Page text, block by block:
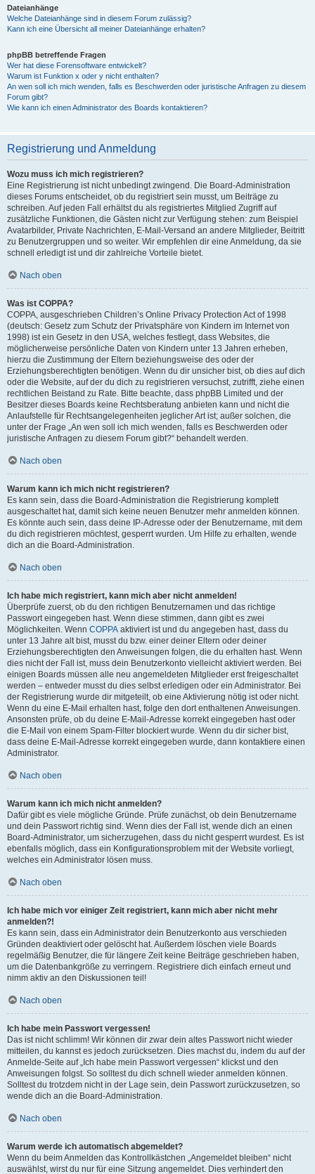
Dateianhänge
Welche Dateianhänge sind in diesem Forum zulässig?
Kann ich eine Übersicht all meiner Dateianhänge erhalten?
phpBB betreffende Fragen
Wer hat diese Forensoftware entwickelt?
Warum ist Funktion x oder y nicht enthalten?
An wen soll ich mich wenden, falls es Beschwerden oder juristische Anfragen zu diesem
Forum gibt?
Wie kann ich einen Administrator des Boards kontaktieren?
Registrierung und Anmeldung
Wozu muss ich mich registrieren?
Eine Registrierung ist nicht unbedingt zwingend. Die Board-Administration
dieses Forums entscheidet, ob du registriert sein musst, um Beiträge zu
schreiben. Auf jeden Fall erhältst du als registriertes Mitglied Zugriff auf
zusätzliche Funktionen, die Gästen nicht zur Verfügung stehen: zum Beispiel
Avatarbilder, Private Nachrichten, E-Mail-Versand an andere Mitglieder, Beitritt
zu Benutzergruppen und so weiter. Wir empfehlen dir eine Anmeldung, da sie
schnell erledigt ist und dir zahlreiche Vorteile bietet.
Nach oben
Was ist COPPA?
COPPA, ausgeschrieben Children’s Online Privacy Protection Act of 1998
(deutsch: Gesetz zum Schutz der Privatsphäre von Kindern im Internet von
1998) ist ein Gesetz in den USA, welches festlegt, dass Websites, die
möglicherweise persönliche Daten von Kindern unter 13 Jahren erheben,
hierzu die Zustimmung der Eltern beziehungsweise des oder der
Erziehungsberechtigten benötigen. Wenn du dir unsicher bist, ob dies auf dich
oder die Website, auf der du dich zu registrieren versuchst, zutrifft, ziehe einen
rechtlichen Beistand zu Rate. Bitte beachte, dass phpBB Limited und der
Besitzer dieses Boards keine Rechtsberatung anbieten kann und nicht die
Anlaufstelle für Rechtsangelegenheiten jeglicher Art ist; außer solchen, die
unter der Frage „An wen soll ich mich wenden, falls es Beschwerden oder
juristische Anfragen zu diesem Forum gibt?“ behandelt werden.
Nach oben
Warum kann ich mich nicht registrieren?
Es kann sein, dass die Board-Administration die Registrierung komplett
ausgeschaltet hat, damit sich keine neuen Benutzer mehr anmelden können.
Es könnte auch sein, dass deine IP-Adresse oder der Benutzername, mit dem
du dich registrieren möchtest, gesperrt wurden. Um Hilfe zu erhalten, wende
dich an die Board-Administration.
Nach oben
Ich habe mich registriert, kann mich aber nicht anmelden!
Überprüfe zuerst, ob du den richtigen Benutzernamen und das richtige
Passwort eingegeben hast. Wenn diese stimmen, dann gibt es zwei
Möglichkeiten. Wenn COPPA aktiviert ist und du angegeben hast, dass du
unter 13 Jahre alt bist, musst du bzw. einer deiner Eltern oder deiner
Erziehungsberechtigten den Anweisungen folgen, die du erhalten hast. Wenn
dies nicht der Fall ist, muss dein Benutzerkonto vielleicht aktiviert werden. Bei
einigen Boards müssen alle neu angemeldeten Mitglieder erst freigeschaltet
werden – entweder musst du dies selbst erledigen oder ein Administrator. Bei
der Registrierung wurde dir mitgeteilt, ob eine Aktivierung nötig ist oder nicht.
Wenn du eine E-Mail erhalten hast, folge den dort enthaltenen Anweisungen.
Ansonsten prüfe, ob du deine E-Mail-Adresse korrekt eingegeben hast oder
die E-Mail von einem Spam-Filter blockiert wurde. Wenn du dir sicher bist,
dass deine E-Mail-Adresse korrekt eingegeben wurde, dann kontaktiere einen
Administrator.
Nach oben
Warum kann ich mich nicht anmelden?
Dafür gibt es viele mögliche Gründe. Prüfe zunächst, ob dein Benutzername
und dein Passwort richtig sind. Wenn dies der Fall ist, wende dich an einen
Board-Administrator, um sicherzugehen, dass du nicht gesperrt wurdest. Es ist
ebenfalls möglich, dass ein Konfigurationsproblem mit der Website vorliegt,
welches ein Administrator lösen muss.
Nach oben
Ich habe mich vor einiger Zeit registriert, kann mich aber nicht mehr
anmelden?!
Es kann sein, dass ein Administrator dein Benutzerkonto aus verschieden
Gründen deaktiviert oder gelöscht hat. Außerdem löschen viele Boards
regelmäßig Benutzer, die für längere Zeit keine Beiträge geschrieben haben,
um die Datenbankgröße zu verringern. Registriere dich einfach erneut und
nimm aktiv an den Diskussionen teil!
Nach oben
Ich habe mein Passwort vergessen!
Das ist nicht schlimm! Wir können dir zwar dein altes Passwort nicht wieder
mitteilen, du kannst es jedoch zurücksetzen. Dies machst du, indem du auf der
Anmelde-Seite auf „Ich habe mein Passwort vergessen“ klickst und den
Anweisungen folgst. So solltest du dich schnell wieder anmelden können.
Solltest du trotzdem nicht in der Lage sein, dein Passwort zurückzusetzen, so
wende dich an die Board-Administration.
Nach oben
Warum werde ich automatisch abgemeldet?
Wenn du beim Anmelden das Kontrollkästchen „Angemeldet bleiben“ nicht
auswählst, wirst du nur für eine Sitzung angemeldet. Dies verhindert den